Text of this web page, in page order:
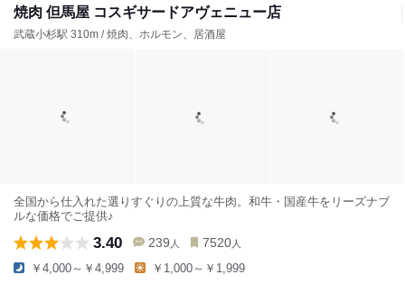
焼肉 但馬屋 コスギサードアヴェニュー店
武蔵小杉駅 310m / 焼肉、ホルモン、居酒屋
全国から仕入れた選りすぐりの上質な牛肉。和牛・国産牛をリーズナブ
ルな価格でご提供♪
3.40 239 人 7520 人
￥4,000～￥4,999 ￥1,000～￥1,999